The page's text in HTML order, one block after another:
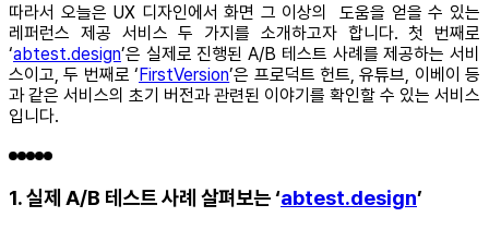
따라서 오늘은 UX 디자인에서 화면 그 이상의 도움을 얻을 수 있는
레퍼런스 제공 서비스 두 가지를 소개하고자 합니다. 첫 번째로
‘abtest.design’은 실제로 진행된 A/B 테스트 사례를 제공하는 서비
스이고, 두 번째로 ‘FirstVersion’은 프로덕트 헌트, 유튜브, 이베이 등
과 같은 서비스의 초기 버전과 관련된 이야기를 확인할 수 있는 서비스
입니다.
1. 실제 A/B 테스트 사례 살펴보는 ‘abtest.design’